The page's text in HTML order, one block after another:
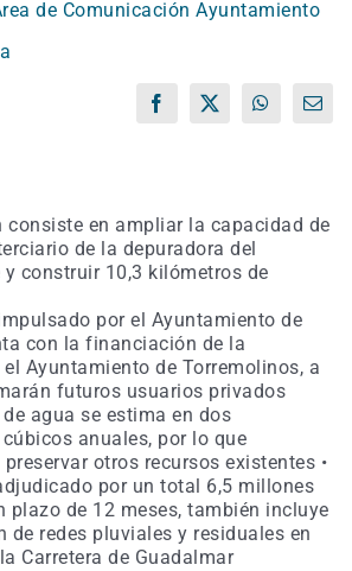
de Comunicación Ayuntamiento
Facebook
X WhatsApp
consiste en ampliar la capacidad de
de la depuradora del
y construir 10,3 kilómetros de
por el Ayuntamiento de
con la financiación de la
Ayuntamiento de Torremolinos, a
futuros usuarios privados
agua se estima en dos
anuales, por lo que
otros recursos existentes •
por un total 6,5 millones
plazo de 12 meses, también incluye
de redes pluviales y residuales en
Carretera de Guadalmar